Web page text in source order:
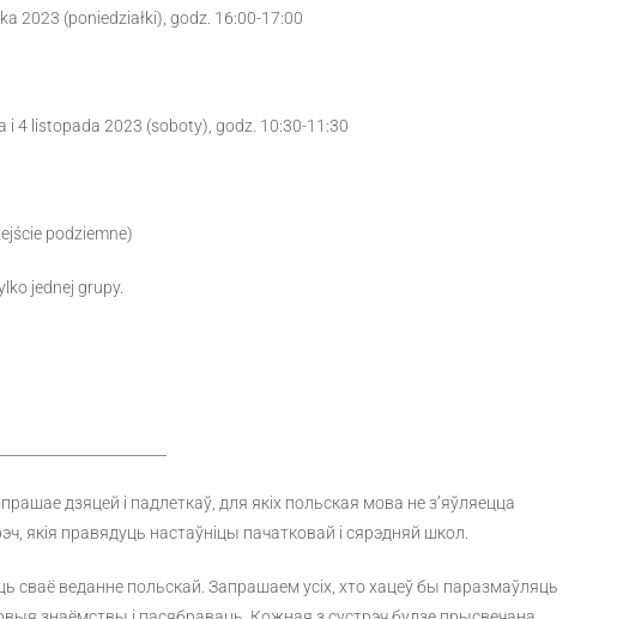
2023 (poniedziałki), godz. 16:00-17:00
i 4 listopada 2023 (soboty), godz. 10:30-11:30
podziemne)
jednej grupy.
дзяцей і падлеткаў, для якіх польская мова не з’яўляецца
якія правядуць настаўніцы пачатковай і сярэдняй школ.
сваё веданне польскай. Запрашаем усіх, хто хацеў бы паразмаўляць